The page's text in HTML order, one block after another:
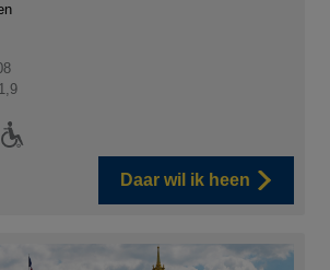
Daar wil ik heen